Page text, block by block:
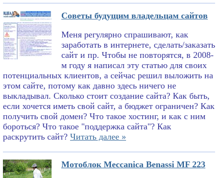
Советы будущим владельцам сайтов
Меня регулярно спрашивают, как
заработать в интернете, сделать/заказать
сайт и пр. Чтобы не повторятся, в 2008-
м году я написал эту статью для своих
потенциальных клиентов, а сейчас решил выложить на
этом сайте, потому как давно здесь ничего не
выкладывал. Сколько стоит создание сайта? Как быть,
если хочется иметь свой сайт, а бюджет ограничен? Как
получить свой домен? Что такое хостинг, и как с ним
бороться? Что такое "поддержка сайта"? Как
раскрутить сайт? Читать далее »
Мотоблок Meccanica Benassi MF 223